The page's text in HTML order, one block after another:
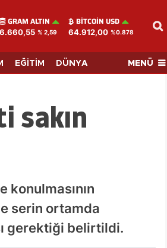
GRAM ALTIN
6.660,55 % 2,59
BITCOIN USD
64.912,00 %0.878
EĞİTİM DÜNYA MENÜ
sakın
serin ortamda
gerektiği belirtildi.